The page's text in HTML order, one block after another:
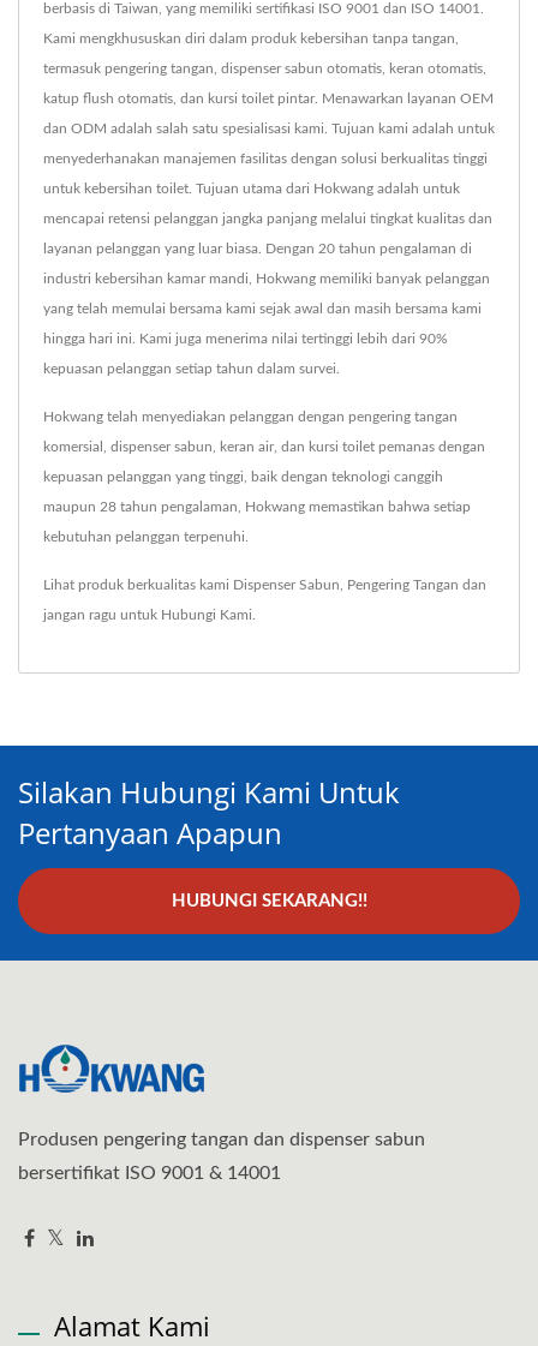
berbasis di Taiwan, yang memiliki sertifikasi ISO 9001 dan ISO 14001.
Kami mengkhususkan diri dalam produk kebersihan tanpa tangan,
termasuk pengering tangan, dispenser sabun otomatis, keran otomatis,
katup flush otomatis, dan kursi toilet pintar. Menawarkan layanan OEM
dan ODM adalah salah satu spesialisasi kami. Tujuan kami adalah untuk
menyederhanakan manajemen fasilitas dengan solusi berkualitas tinggi
untuk kebersihan toilet. Tujuan utama dari Hokwang adalah untuk
mencapai retensi pelanggan jangka panjang melalui tingkat kualitas dan
layanan pelanggan yang luar biasa. Dengan 20 tahun pengalaman di
industri kebersihan kamar mandi, Hokwang memiliki banyak pelanggan
yang telah memulai bersama kami sejak awal dan masih bersama kami
hingga hari ini. Kami juga menerima nilai tertinggi lebih dari 90%
kepuasan pelanggan setiap tahun dalam survei.
Hokwang telah menyediakan pelanggan dengan pengering tangan
komersial, dispenser sabun, keran air, dan kursi toilet pemanas dengan
kepuasan pelanggan yang tinggi, baik dengan teknologi canggih
maupun 28 tahun pengalaman, Hokwang memastikan bahwa setiap
kebutuhan pelanggan terpenuhi.
Lihat produk berkualitas kami Dispenser Sabun, Pengering Tangan dan
jangan ragu untuk Hubungi Kami.
Silakan Hubungi Kami Untuk
Pertanyaan Apapun
HUBUNGI SEKARANG!!
Produsen pengering tangan dan dispenser sabun
bersertifikat ISO 9001 & 14001
Alamat Kami